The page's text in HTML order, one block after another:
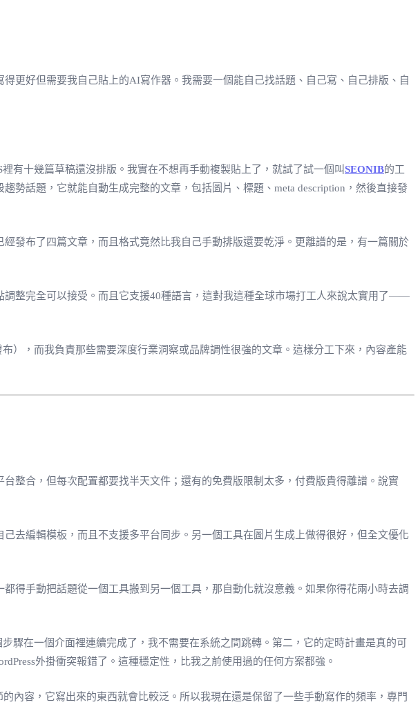
更好但需要我自己貼上的AI寫作器。我需要一個能自己找話題、自己寫、自己排版、自
有十幾篇草稿還沒排版。我實在不想再手動複製貼上了，就試了試一個叫SEONIB的工
話題，它就能自動生成完整的文章，包括圖片、標題、meta description，然後直接發
發布了四篇文章，而且格式竟然比我自己手動排版還要乾淨。更離譜的是，有一篇關於
整完全可以接受。而且它支援40種語言，這對我這種全球市場打工人來說太實用了——
），而我負責那些需要深度行業洞察或品牌調性很強的文章。這樣分工下來，內容產能
整合，但每次配置都要找半天文件；還有的免費版限制太多，付費版貴得離譜。說實
去編輯模板，而且不支援多平台同步。另一個工具在圖片生成上做得很好，但全文優化
都得手動把話題從一個工具搬到另一個工具，那自動化就沒意義。如果你得花兩小時去調
驟在一個介面裡連續完成了，我不需要在系統之間跳轉。第二，它的定時計畫是真的可
外掛衝突報錯了。這種穩定性，比我之前使用過的任何方案都強。
容，它寫出來的東西就會比較泛。所以我現在還是保留了一些手動寫作的頻率，專門